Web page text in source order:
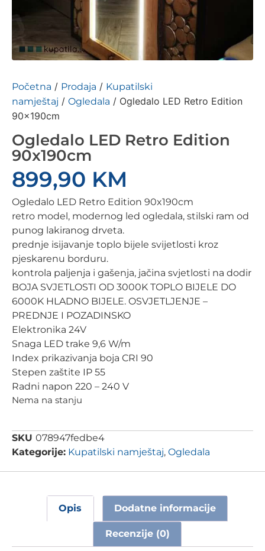
Početna / Prodaja / Kupatilski
namještaj / Ogledala / Ogledalo LED Retro Edition
90x190cm
Ogledalo LED Retro Edition
90x190cm
899,90 KM
Ogledalo LED Retro Edition 90x190cm
retro model, modernog led ogledala, stilski ram od
punog lakiranog drveta.
prednje isijavanje toplo bijele svijetlosti kroz
pjeskarenu borduru.
kontrola paljenja i gašenja, jačina svjetlosti na dodir
BOJA SVJETLOSTI OD 3000K TOPLO BIJELE DO
6000K HLADNO BIJELE. OSVJETLJENJE –
PREDNJE I POZADINSKO
Elektronika 24V
Snaga LED trake 9,6 W/m
Index prikazivanja boja CRI 90
Stepen zaštite IP 55
Radni napon 220 – 240 V
Nema na stanju
SKU 078947fedbe4
Kategorije: Kupatilski namještaj, Ogledala
Opis Dodatne informacije
Recenzije (0)